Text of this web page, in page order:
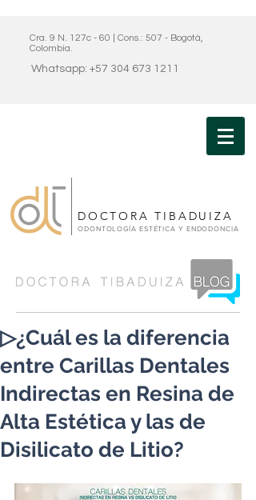
Cra. 9 N. 127c - 60 | Cons.: 507 - Bogotá,
Colombia.
Whatsapp: +57 304 673 1211
DOCTORA TIBADUIZA
ODONTOLOGÍA ESTÉTICA Y ENDODONCIA
▷¿Cuál es la diferencia
entre Carillas Dentales
Indirectas en Resina de
Alta Estética y las de
Disilicato de Litio?